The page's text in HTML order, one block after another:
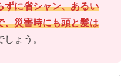
ずに省シャン、あるい
、災害時にも頭と髪は
しょう。